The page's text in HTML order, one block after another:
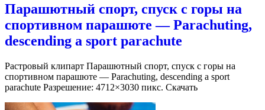
Парашютный спорт, спуск с горы на
спортивном парашюте — Parachuting,
descending a sport parachute
Растровый клипарт Парашютный спорт, спуск с горы на
спортивном парашюте — Parachuting, descending a sport
parachute Разрешение: 4712×3030 пикс. Скачать